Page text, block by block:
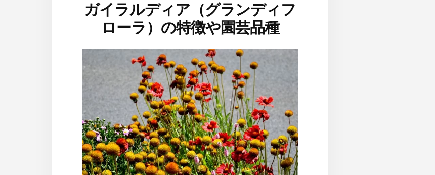
ガイラルディア（グランディフ
ローラ）の特徴や園芸品種